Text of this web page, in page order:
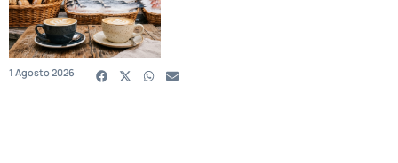
1 Agosto 2026